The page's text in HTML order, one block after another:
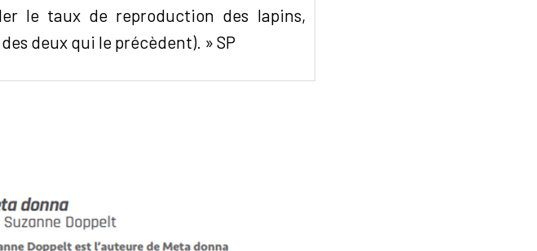
le taux de reproduction des lapins,
deux qui le précèdent). » SP